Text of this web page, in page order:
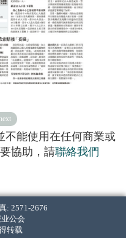
next
不能使用在任何商業或
協助，請聯絡我們
: 2571-2676
公会
转载